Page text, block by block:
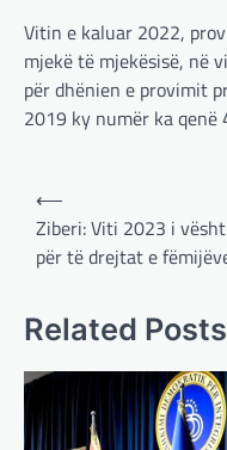
Vitin e kaluar 2022,
mjekë të mjekësisë, në
për dhënien e provimit
2019 ky numër ka qenë
Post
navigation
⟵
Ziberi: Viti 2023 i
për të drejtat e
Related Posts
RAJONI
400